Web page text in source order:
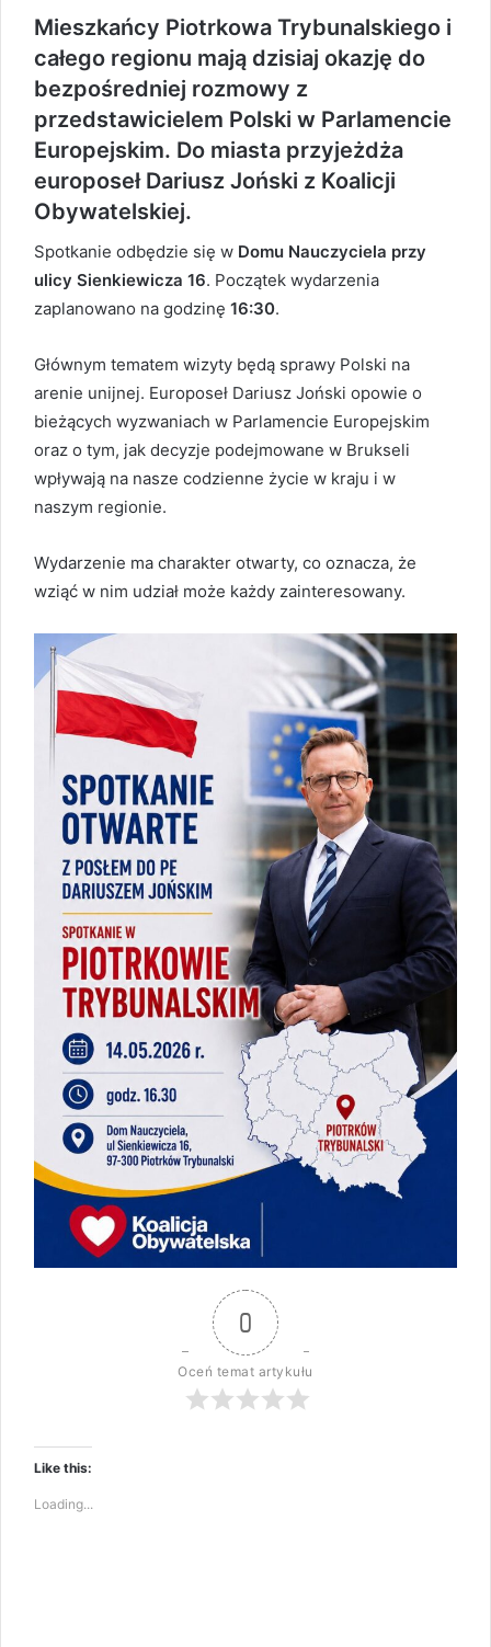
Mieszkańcy Piotrkowa Trybunalskiego i
całego regionu mają dzisiaj okazję do
bezpośredniej rozmowy z
przedstawicielem Polski w Parlamencie
Europejskim. Do miasta przyjeżdża
europoseł Dariusz Joński z Koalicji
Obywatelskiej.
Spotkanie odbędzie się w Domu Nauczyciela przy
ulicy Sienkiewicza 16. Początek wydarzenia
zaplanowano na godzinę 16:30.
Głównym tematem wizyty będą sprawy Polski na
arenie unijnej. Europoseł Dariusz Joński opowie o
bieżących wyzwaniach w Parlamencie Europejskim
oraz o tym, jak decyzje podejmowane w Brukseli
wpływają na nasze codzienne życie w kraju i w
naszym regionie.
Wydarzenie ma charakter otwarty, co oznacza, że
wziąć w nim udział może każdy zainteresowany.
0
Oceń temat artykułu
Like this:
Loading...